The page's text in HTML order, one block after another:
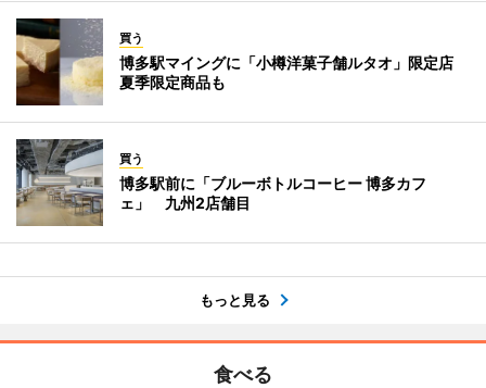
買う
博多駅マイングに「小樽洋菓子舗ルタオ」限定店
夏季限定商品も
買う
博多駅前に「ブルーボトルコーヒー 博多カフ
ェ」 九州2店舗目
もっと見る
食べる